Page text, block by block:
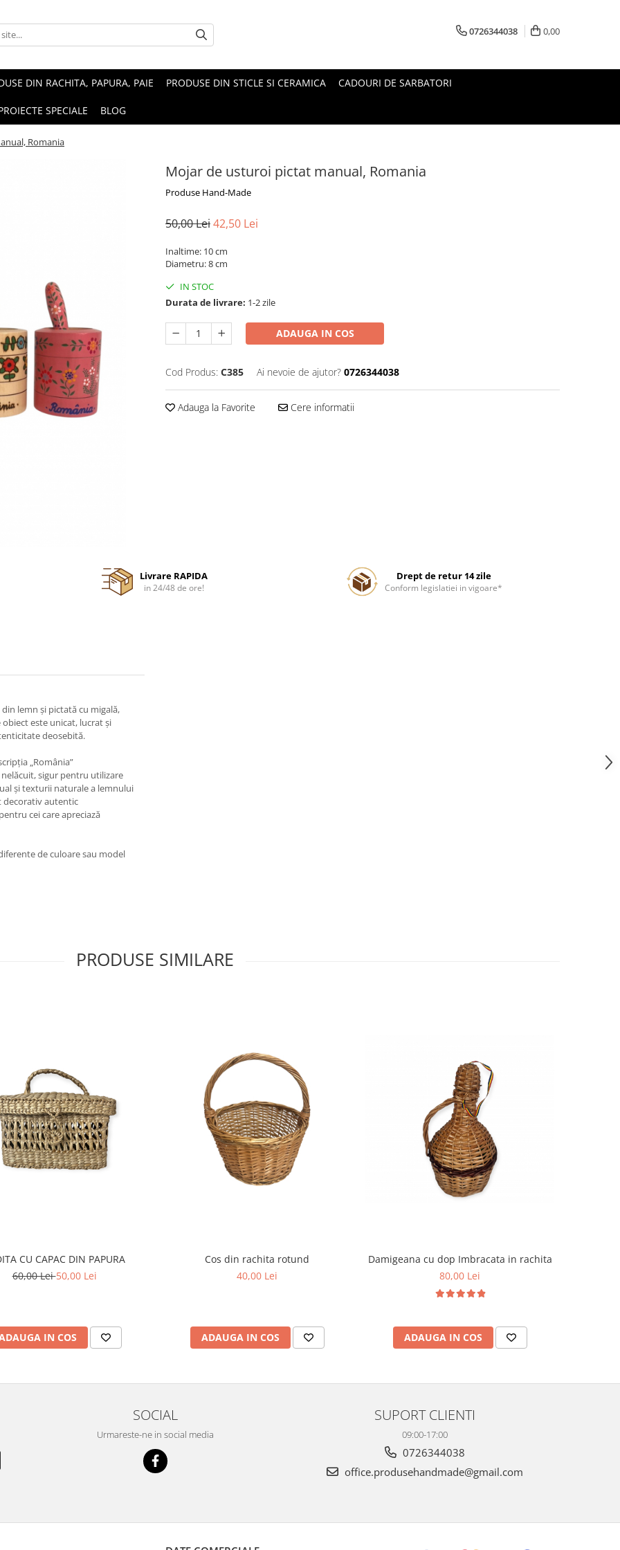
0726344038 0,00
DIN RACHITA, PAPURA, PAIE PRODUSE DIN STICLE SI CERAMICA CADOURI DE SARBATORI
SPECIALE BLOG
Romania
Mojar de usturoi pictat manual, Romania
Produse Hand-Made
50,00 Lei42,50 Lei
Inaltime: 10 cm
Diametru: 8 cm
IN STOC
Durata de livrare: 1-2 zile
ADAUGA IN COS
Cod Produs: C385 Ai nevoie de ajutor? 0726344038
Adauga la Favorite Cere informatii
Livrare RAPIDA
in 24/48 de ore!
Drept de retur 14 zile
Conform legislatiei in vigoare*
lemn și pictată cu migală,
obiect este unicat, lucrat și
deosebită.
„România”
sigur pentru utilizare
și texturii naturale a lemnului
decorativ autentic
cei care apreciază
de culoare sau model
PRODUSE SIMILARE
CU CAPAC DIN PAPURA
60,00 Lei50,00 Lei
IN COS
Cos din rachita rotund
40,00 Lei
ADAUGA IN COS
Damigeana cu dop Imbracata in rachita
80,00 Lei
ADAUGA IN COS
SOCIAL
Urmareste-ne in social media
SUPORT CLIENTI
09:00-17:00
0726344038
office.produsehandmade@gmail.com